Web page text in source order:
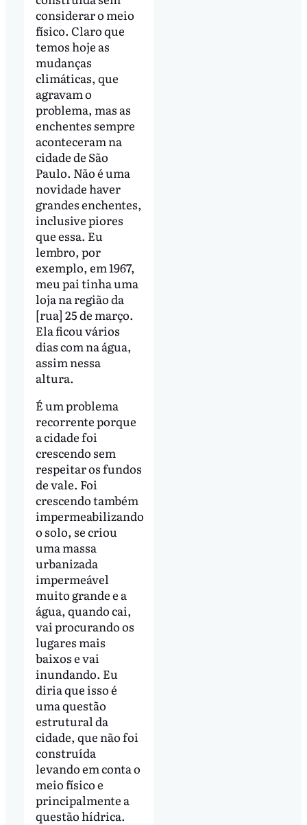
considerar o meio
físico. Claro que
temos hoje as
mudanças
climáticas, que
agravam o
problema, mas as
enchentes sempre
aconteceram na
cidade de São
Paulo. Não é uma
novidade haver
grandes enchentes,
inclusive piores
que essa. Eu
lembro, por
exemplo, em 1967,
meu pai tinha uma
loja na região da
[rua] 25 de março.
Ela ficou vários
dias com na água,
assim nessa
altura.
É um problema
recorrente porque
a cidade foi
crescendo sem
respeitar os fundos
de vale. Foi
crescendo também
impermeabilizando
o solo, se criou
uma massa
urbanizada
impermeável
muito grande e a
água, quando cai,
vai procurando os
lugares mais
baixos e vai
inundando. Eu
diria que isso é
uma questão
estrutural da
cidade, que não foi
construída
levando em conta o
meio físico e
principalmente a
questão hídrica.